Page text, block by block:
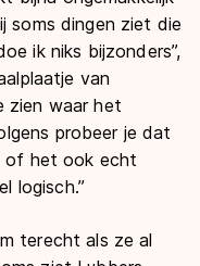
soms dingen ziet die
ik niks bijzonders”,
van
zien waar het
probeer je dat
of het ook echt
logisch.”
terecht als ze al